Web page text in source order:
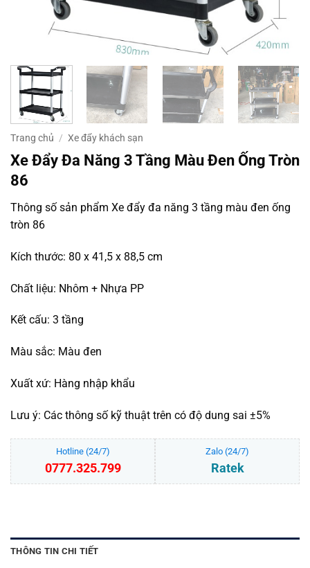
Trang chủ / Xe đẩy khách sạn
Xe Đẩy Đa Năng 3 Tầng Màu Đen Ống Tròn
86
Thông số sản phẩm Xe đẩy đa năng 3 tầng màu đen ống
tròn 86
Kích thước: 80 x 41,5 x 88,5 cm
Chất liệu: Nhôm + Nhựa PP
Kết cấu: 3 tầng
Màu sắc: Màu đen
Xuất xứ: Hàng nhập khẩu
Lưu ý: Các thông số kỹ thuật trên có độ dung sai ±5%
Hotline (24/7)
0777.325.799
Zalo (24/7)
Ratek
THÔNG TIN CHI TIẾT